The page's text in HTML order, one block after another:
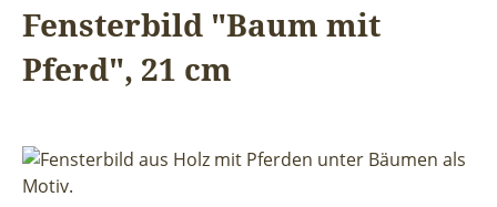
Fensterbild "Baum mit
Pferd", 21 cm
Bildergalerie überspringen